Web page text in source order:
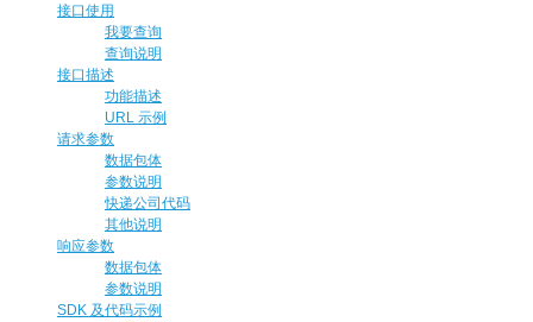
接口使用
我要查询
查询说明
接口描述
功能描述
URL 示例
请求参数
数据包体
参数说明
快递公司代码
其他说明
响应参数
数据包体
参数说明
SDK 及代码示例